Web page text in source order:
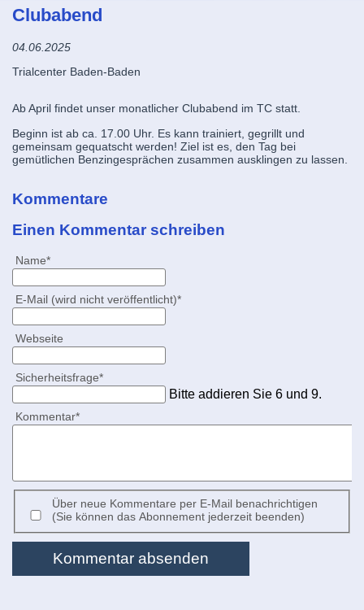
Clubabend
04.06.2025
Trialcenter Baden-Baden
Ab April findet unser monatlicher Clubabend im TC statt.
Beginn ist ab ca. 17.00 Uhr. Es kann trainiert, gegrillt und
gemeinsam gequatscht werden! Ziel ist es, den Tag bei
gemütlichen Benzingesprächen zusammen ausklingen zu lassen.
Kommentare
Einen Kommentar schreiben
Pflichtfeld
Name*
Pflichtfeld
E-Mail (wird nicht veröffentlicht)*
Webseite
Pflichtfeld
Sicherheitsfrage*
Bitte addieren Sie 6 und 9.
Pflichtfeld
Kommentar*
Über neue Kommentare per E-Mail benachrichtigen
(Sie können das Abonnement jederzeit beenden)
Kommentar absenden